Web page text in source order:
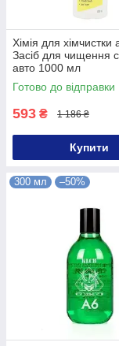
Хімія для хімчистки
Засіб для чищення
авто 1000 мл
Готово до відправки
593 ₴ 1 186 ₴
Купити
300 мл –50%